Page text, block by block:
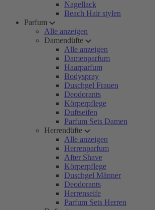
Nagellack
Beach Hair stylen
Parfum
Alle anzeigen
Damendüfte
Alle anzeigen
Damenparfum
Haarparfum
Bodyspray
Duschgel Frauen
Deodorants
Körperpflege
Duftseifen
Parfum Sets Damen
Herrendüfte
Alle anzeigen
Herrenparfum
After Shave
Körperpflege
Duschgel Männer
Deodorants
Herrenseife
Parfum Sets Herren